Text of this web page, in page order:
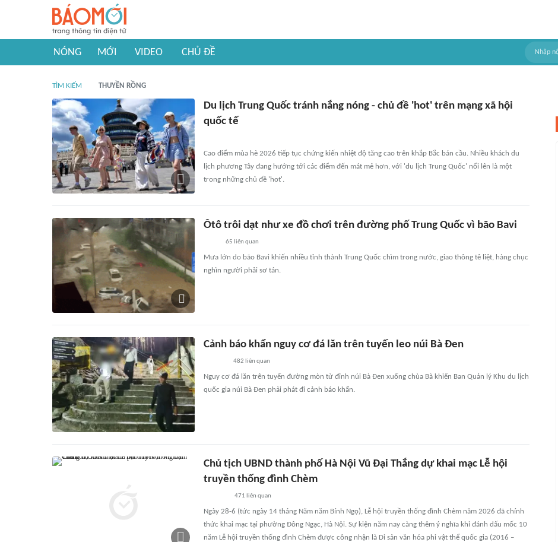
NÓNG MỚI VIDEO CHỦ ĐỀ
TÌM KIẾM THUYỀN RỒNG
Du lịch Trung Quốc tránh nắng nóng - chủ đề 'hot' trên mạng xã hội
quốc tế
Cao điểm mùa hè 2026 tiếp tục chứng kiến nhiệt độ tăng cao trên khắp Bắc bán cầu. Nhiều khách du
lịch phương Tây đang hướng tới các điểm đến mát mẻ hơn, với 'du lịch Trung Quốc' nổi lên là một
trong những chủ đề 'hot'.
Ôtô trôi dạt như xe đồ chơi trên đường phố Trung Quốc vì bão Bavi
65 liên quan
Mưa lớn do bão Bavi khiến nhiều tỉnh thành Trung Quốc chìm trong nước, giao thông tê liệt, hàng chục
nghìn người phải sơ tán.
Cảnh báo khẩn nguy cơ đá lăn trên tuyến leo núi Bà Đen
482 liên quan
Nguy cơ đá lăn trên tuyến đường mòn từ đỉnh núi Bà Đen xuống chùa Bà khiến Ban Quản lý Khu du lịch
quốc gia núi Bà Đen phải phát đi cảnh báo khẩn.
Chủ tịch UBND thành phố Hà Nội Vũ Đại Thắng dự khai mạc Lễ hội
truyền thống đình Chèm
471 liên quan
Ngày 28-6 (tức ngày 14 tháng Năm năm Bính Ngọ), Lễ hội truyền thống đình Chèm năm 2026 đã chính
thức khai mạc tại phường Đông Ngạc, Hà Nội. Sự kiện năm nay càng thêm ý nghĩa khi đánh dấu mốc 10
năm Lễ hội truyền thống đình Chèm được công nhận là Di sản văn hóa phi vật thể quốc gia (2016 –